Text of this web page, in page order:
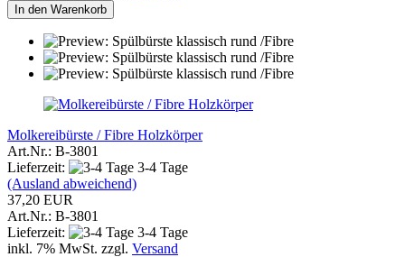
In den Warenkorb
Molkereibürste / Fibre Holzkörper
Art.Nr.: B-3801
Lieferzeit:
3-4 Tage
(Ausland abweichend)
37,20 EUR
Art.Nr.: B-3801
Lieferzeit:
3-4 Tage
inkl. 7% MwSt. zzgl. Versand